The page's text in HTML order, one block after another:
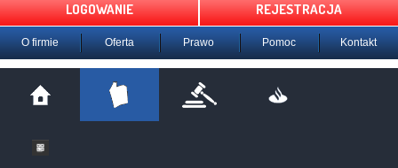
LOGOWANIE REJESTRACJA
O firmie Oferta Prawo Pomoc Kontakt